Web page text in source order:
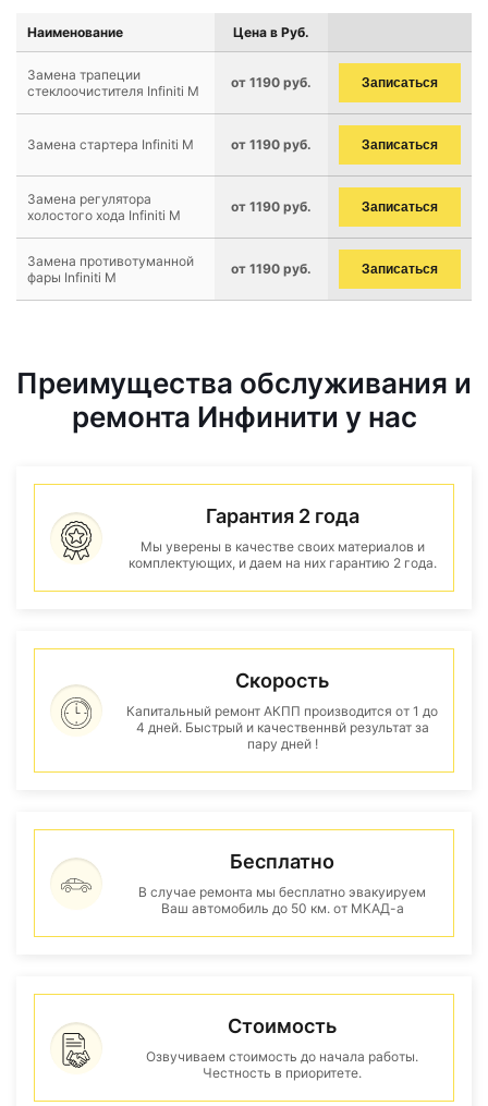
Наименование Цена в Руб.
Замена трапеции
стеклоочистителя Infiniti M
от 1190 руб. Записаться
Замена стартера Infiniti M от 1190 руб. Записаться
Замена регулятора
холостого хода Infiniti M
от 1190 руб. Записаться
Замена противотуманной
фары Infiniti M
от 1190 руб. Записаться
Преимущества обслуживания и
ремонта Инфинити у нас
Гарантия 2 года
Мы уверены в качестве своих материалов и
комплектующих, и даем на них гарантию 2 года.
Скорость
Капитальный ремонт АКПП производится от 1 до
4 дней. Быстрый и качественнвй результат за
пару дней !
Бесплатно
В случае ремонта мы бесплатно эвакуируем
Ваш автомобиль до 50 км. от МКАД-а
Стоимость
Озвучиваем стоимость до начала работы.
Честность в приоритете.